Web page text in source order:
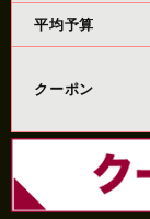
平均予算
クーポン